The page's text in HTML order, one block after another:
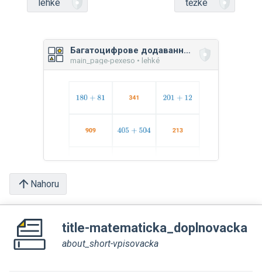
lehké těžké
Багатоцифрове додавання і віднімання: мікс вправ
main_page-pexeso • lehké
Nahoru
title-matematicka_doplnovacka
about_short-vpisovacka